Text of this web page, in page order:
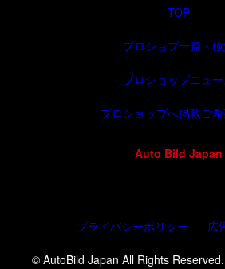
TOP
プロショプ一覧・
プロショップニュー
プロショップへ掲載ご
Auto Bild Japan
© AutoBild Japan All Rights
プライバシーポリシー 広